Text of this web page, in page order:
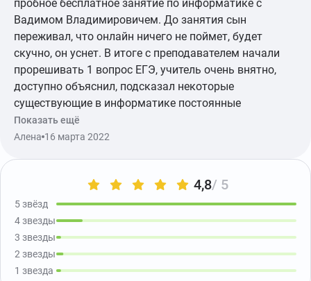
пробное бесплатное занятие по информатике с
Вадимом Владимировичем. До занятия сын
переживал, что онлайн ничего не поймет, будет
скучно, он уснет. В итоге с преподавателем начали
прорешивать 1 вопрос ЕГЭ, учитель очень внятно,
доступно объяснил, подсказал некоторые
существующие в информатике постоянные
ускорения в решении. Так увлеклись, что вместо 45
минут прозанимались 1 час. Занятие закончилось,
объясняет как элементарные, заниматься с ним
будет одназначно. 5***** из 5.
Показать ещё
Алена 16 марта 2022
4,8/ 5
5 звёзд
4 звезды
3 звезды
2 звезды
1 звезда